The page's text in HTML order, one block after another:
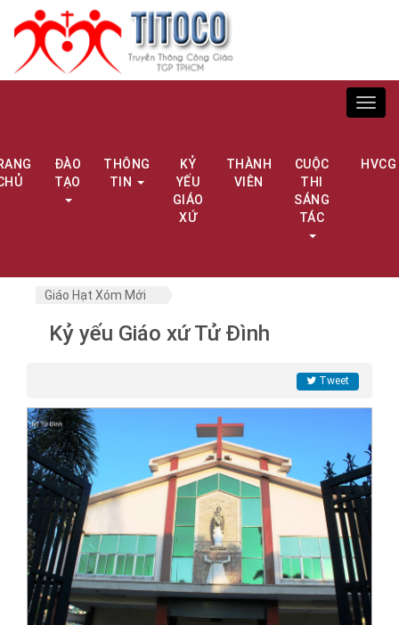
ĐÀO
TẠO
THÔNG
TIN
KỶ
YẾU
GIÁO
XỨ
THÀNH
VIÊN
CUỘC
THI
SÁNG
TÁC
HVCG
Giáo Hạt Xóm Mới
Kỷ yếu Giáo xứ Tử Đình
Tweet